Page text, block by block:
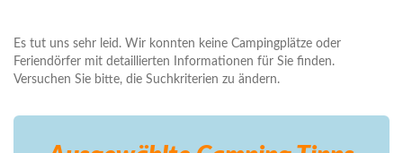
Es tut uns sehr leid. Wir konnten keine Campingplätze oder
Feriendörfer mit detaillierten Informationen für Sie finden.
Versuchen Sie bitte, die Suchkriterien zu ändern.